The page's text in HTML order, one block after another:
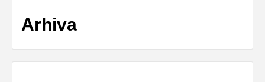
Arhiva